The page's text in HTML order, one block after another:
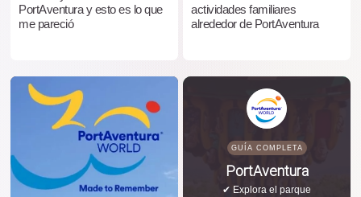
PortAventura y esto es lo que
me pareció
actividades familiares
alrededor de PortAventura
GUÍA COMPLETA
PortAventura
✔ Explora el parque